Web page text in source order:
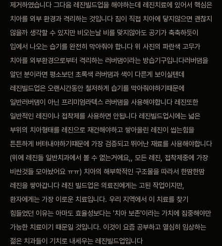
회원가입 / 로그인
제거하였습니다 그다음 레진빌드업을 해야하는데 레진치료에 있어서 핵심은
치아를 외부 환경과 격리하는 것입니다 침이 직접 치아에 닿지않으면 괜찮지
않을까 생각할 수 있지만 비오는날 비를 맞지않아도 공기가 축축하듯이
입에서 나오는 습기를 완전히 막아줘야 합니다 위 사진의 파란색 고무가
치아를 외부환경으로부터 격리하는 러버댐이라는 방습기구입니다 ​러버댐을
알던 분이라면 평소보던 초록색 러버댐과 색이 다른게 보이실텐데
레진빌드업은 오랜시간동안 철저하게 습기를 막아줘야하기때문에
일반러버댐이 아닌 프리미엄라텍스 러버댐을 사용해야합니다 레진또한
일반적인 레진이나 접착제를 사용하면 안됩니다 레진빌드업시에는 넓은
부위의 치아형태를 레진으로 재건해야하고 쌓아올린 레진이 씹는힘을
튼튼하게 버텨내야하기떄문에 가장 검증되고 뛰어난 재료를 사용해야합니다
(위에 레진들 일반치과에서 볼 수 없는거에요,, 모든 레진, 접착제중에 가장
비싼것들 모아놨어요 ㅠㅠ) 치아의 해부학적인 구조물을 따라서 한땀한땀
레진을 쌓아갑니다 레진 빌드업은 의료진에게는 고된 작업이지만,
환자에게는 가장 이로운 치료입니다. 우리 지역에서 이 치료를 찾기
힘들었던 이유는 아마도 효율성보다는 '치아 보존'이라는 가치에 집중해야만
가능한 치료이기 때문일 것입니다. 이것이 요즘 공부하고 열심히 임상하는
젊은 치과들이 기치로 내세우는 레진빌드업입니다